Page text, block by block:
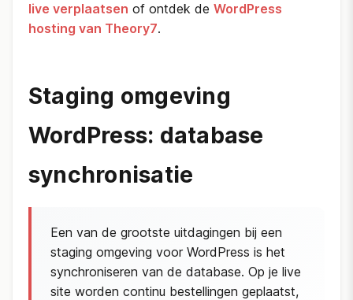
live verplaatsen of ontdek de WordPress
hosting van Theory7.
Staging omgeving
WordPress: database
synchronisatie
Een van de grootste uitdagingen bij een
staging omgeving voor WordPress is het
synchroniseren van de database. Op je live
site worden continu bestellingen geplaatst,